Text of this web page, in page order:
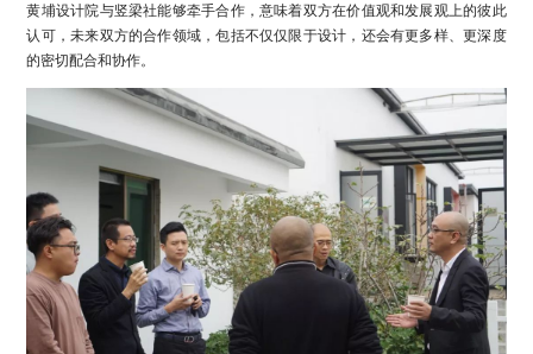
黄埔设计院与竖梁社能够牵手合作，意味着双方在价值观和发展观上的彼此
认可，未来双方的合作领域，包括不仅仅限于设计，还会有更多样、更深度
的密切配合和协作。